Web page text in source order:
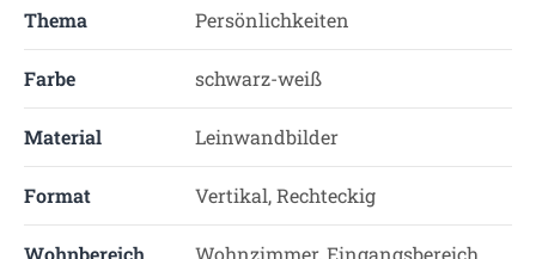
Thema Persönlichkeiten
Farbe schwarz-weiß
Material Leinwandbilder
Format Vertikal, Rechteckig
Wohnbereich Wohnzimmer, Eingangsbereich